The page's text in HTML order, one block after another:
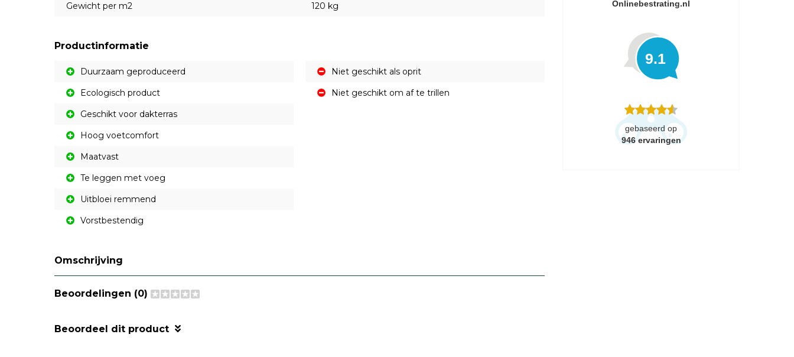
Gewicht per m2
120 kg
Productinformatie
Duurzaam geproduceerd
Ecologisch product
Geschikt voor dakterras
Hoog voetcomfort
Maatvast
Te leggen met voeg
Uitbloei remmend
Vorstbestendig
Niet geschikt als oprit
Niet geschikt om af te trillen
Omschrijving
Beoordelingen (0)
Beoordeel dit product
Onlinebestrating.nl
9.1
gebaseerd op
946 ervaringen